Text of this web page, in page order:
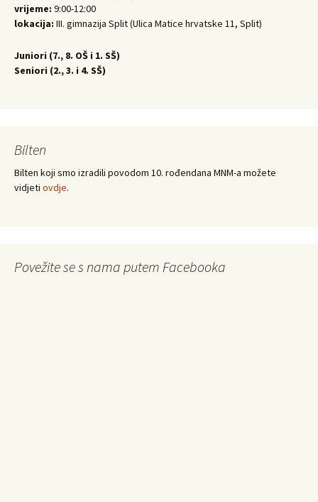
vrijeme: 9:00-12:00
lokacija: III. gimnazija Split (Ulica Matice hrvatske 11, Split)
Juniori (7., 8. OŠ i 1. SŠ)
Seniori (2., 3. i 4. SŠ)
Bilten
Bilten koji smo izradili povodom 10. rođendana MNM-a možete
vidjeti ovdje.
Povežite se s nama putem Facebooka